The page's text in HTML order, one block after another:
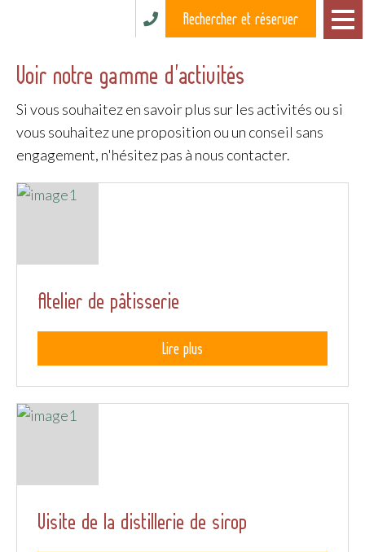
Rechercher et réserver
Voir notre gamme d'activités
Si vous souhaitez en savoir plus sur les activités ou si
vous souhaitez une proposition ou un conseil sans
engagement, n'hésitez pas à nous contacter.
Atelier de pâtisserie
Lire plus
Visite de la distillerie de sirop